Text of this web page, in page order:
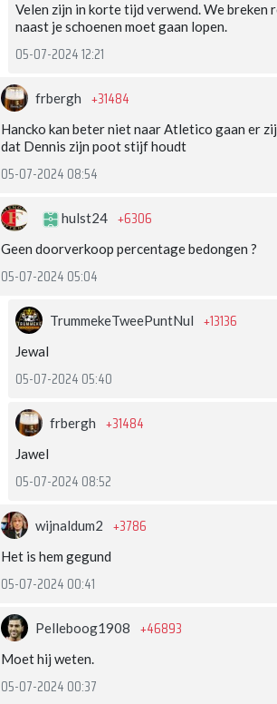
Velen zijn in korte tijd verwend. We breken
naast je schoenen moet gaan lopen.
05-07-2024 12:21
frbergh +31484
Hancko kan beter niet naar Atletico gaan er
dat Dennis zijn poot stijf houdt
05-07-2024 08:54
hulst24 +6306
Geen doorverkoop percentage bedongen ?
05-07-2024 05:04
TrummekeTweePuntNul +13136
Jewal
05-07-2024 05:40
frbergh +31484
Jawel
05-07-2024 08:52
wijnaldum2 +3786
Het is hem gegund
05-07-2024 00:41
Pelleboog1908 +46893
Moet hij weten.
05-07-2024 00:37